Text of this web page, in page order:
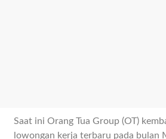
Saat ini Orang Tua Group (OT)
lowongan kerja terbaru pada bulan